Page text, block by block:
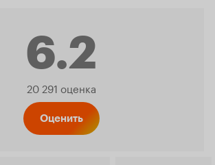
6.2
Рейтинг
20 291 оценка
Оценить